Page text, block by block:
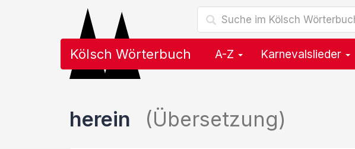
Kölsch Wörterbuch A-Z Karnevalslieder
herein (Übersetzung)